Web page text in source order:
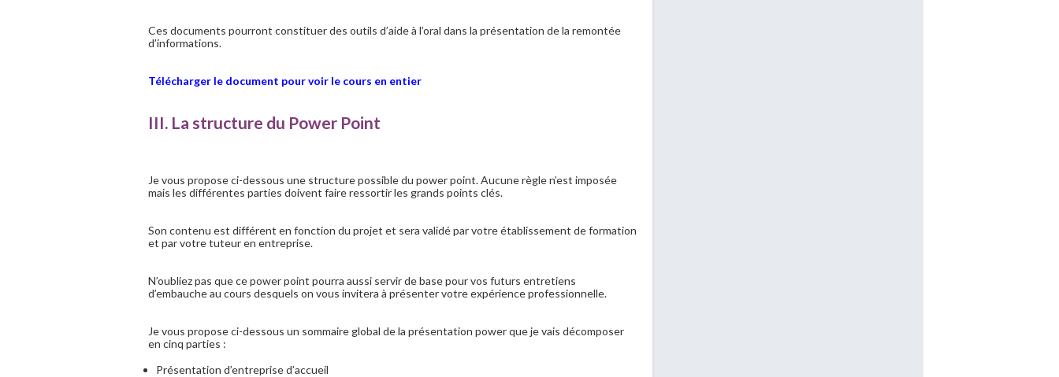
Ces documents pourront constituer des outils d’aide à l’oral dans la présentation de la remontée
d’informations.
Télécharger le document pour voir le cours en entier
III. La structure du Power Point
Je vous propose ci-dessous une structure possible du power point. Aucune règle n’est imposée
mais les différentes parties doivent faire ressortir les grands points clés.
Son contenu est différent en fonction du projet et sera validé par votre établissement de formation
et par votre tuteur en entreprise.
N’oubliez pas que ce power point pourra aussi servir de base pour vos futurs entretiens
d’embauche au cours desquels on vous invitera à présenter votre expérience professionnelle.
Je vous propose ci-dessous un sommaire global de la présentation power que je vais décomposer
en cinq parties :
Présentation d’entreprise d’accueil